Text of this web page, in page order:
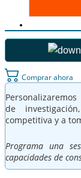
Comprar ahora
de
competitiva y a
Programa una
capacidades de